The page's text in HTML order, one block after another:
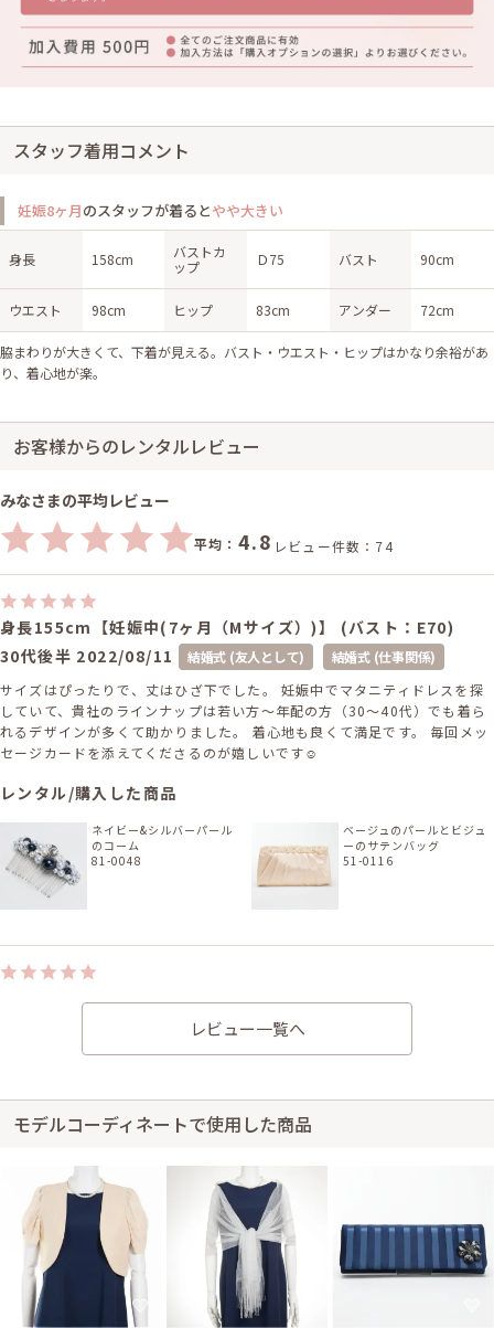
スタッフ着用コメント
妊娠8ヶ月のスタッフが着るとやや大きい
身長 158cm
バストカ
ップ
Ｄ75 バスト 90cm
ウエスト 98cm ヒップ 83cm アンダー 72cm
脇まわりが大きくて、下着が見える。バスト・ウエスト・ヒップはかなり余裕があ
り、着心地が楽。
お客様からのレンタルレビュー
みなさまの平均レビュー
平均： 4.8 レビュー件数：74
身長155cm【妊娠中(7ヶ月（Mサイズ）)】 (バスト：E70)
30代後半 2022/08/11 結婚式 (友人として)
結婚式 (仕事関係)
サイズはぴったりで、丈はひざ下でした。 妊娠中でマタニティドレスを探
していて、貴社のラインナップは若い方〜年配の方（30〜40代）でも着ら
れるデザインが多くて助かりました。 着心地も良くて満足です。 毎回メッ
セージカードを添えてくださるのが嬉しいです☺
レンタル/購入した商品
ネイビー&シルバーパール
のコーム
81-0048
ベージュのパールとビジュ
ーのサテンバッグ
51-0116
身長150cm【妊娠中(5ヶ月（Mサイズ）)】 (バスト：C75)
結婚式 (友人として)
サイズはぴったりで、丈はひざ丈でした。 ゆったり着られてとても良かっ
で安心して利用できました。 ありがとうございました。
ライトベージュのジャケッ
ト風シンプルボレロ
21-0230
身長151cm【妊娠中(9ヶ月（Sサイズ）)】
レビュー一覧へ
モデルコーディネートで使用した商品